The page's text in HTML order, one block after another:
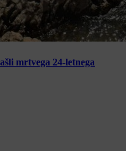
mrtvega 24-letnega